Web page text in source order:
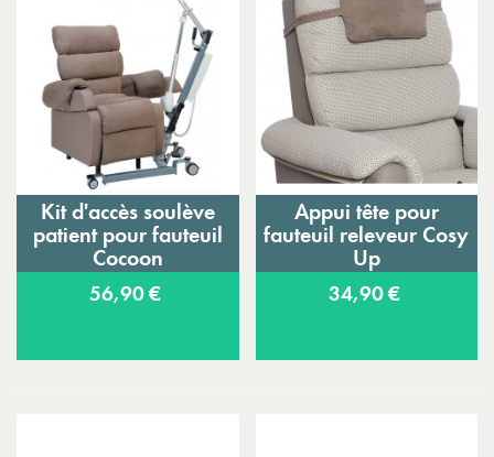
Kit d'accès soulève
patient pour fauteuil
Cocoon
56,90 €
Appui tête pour
fauteuil releveur Cosy
Up
34,90 €